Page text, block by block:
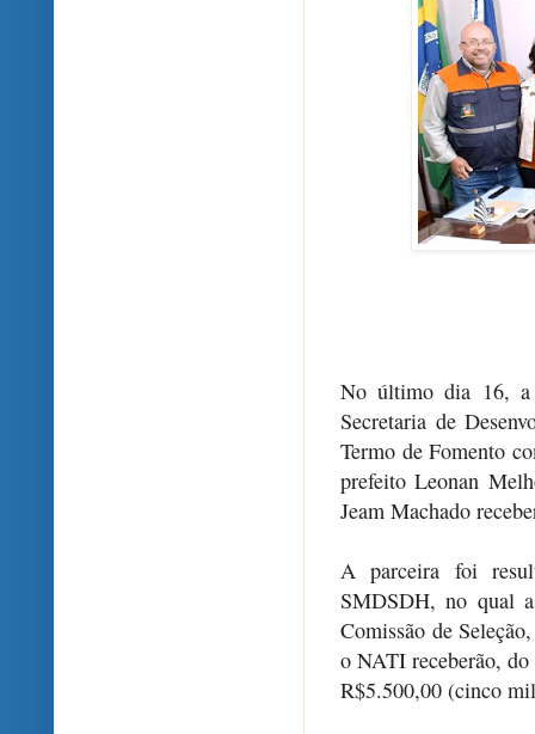
No último dia 16, a
Secretaria de
Termo de Fomento
prefeito Leonan
Jeam Machado
A parceira foi
SMDSDH, no qual
Comissão de
o NATI receberão,
R$5.500,00 (cinco